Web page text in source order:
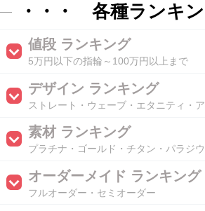
・・・ 各種ランキ
値段 ランキング
5万円以下の指輪～100万円以上まで
デザイン ランキング
ストレート・ウェーブ・エタニティ・
素材 ランキング
プラチナ・ゴールド・チタン・パラジ
オーダーメイド ランキング
フルオーダー・セミオーダー